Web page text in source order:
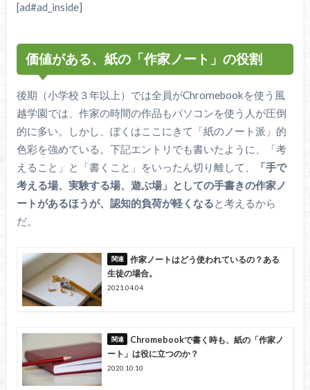
[ad#ad_inside]
価値がある、紙の「作家ノート」の役割
後期（小学校３年以上）では全員がChromebookを使う風
越学園では、作家の時間の作品もパソコンを使う人が圧倒
的に多い。しかし、ぼくはここにきて「紙のノート派」的
色彩を強めている。下記エントリでも書いたように、「考
えること」と「書くこと」をいったん切り離して、
「手で
考える場、実験する場、遊ぶ場」としての手書きの作家ノ
ートがあるほうが、認知的負荷が軽くなると考えるから
だ。
作家ノートはどう使われているの？ある
生徒の場合。
2021.04.04
Chromebookで書く時も、紙の「作家ノ
ート」は役に立つのか？
2020.10.10